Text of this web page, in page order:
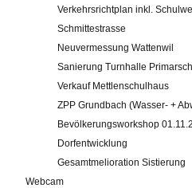
Impressum
Verkehrsrichtplan inkl.
Schmittestrasse
Neuvermessung Wattenwil
Sanierung Turnhalle
Verkauf Mettlenschulhaus
ZPP Grundbach (Wasser- +
Bevölkerungsworkshop
Dorfentwicklung
Gesamtmelioration Sistierung
Webcam